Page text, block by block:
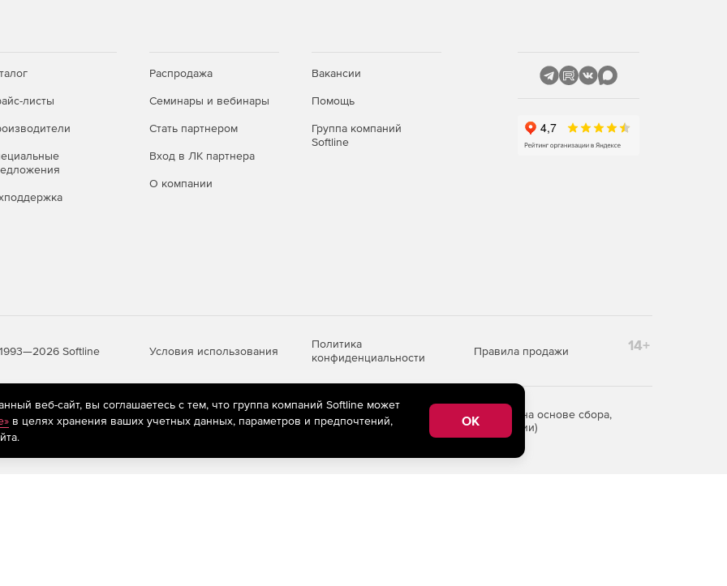
листы
Распродажа
Семинары и вебинары
Стать партнером
Вход в ЛК партнера
О компании
Вакансии
Помощь
Группа компаний
Softline
Softline Условия использования
Политика
конфиденциальности
Правила продажи 14+
рекомендательные технологии
(информационные технологии предоставления информации на основе сбора,
пользователей сети «Интернет», находящихся на территории Российской Федерации)
веб-сайт, вы соглашаетесь с тем, что группа компаний Softline может
в целях хранения ваших учетных данных, параметров и предпочтений,
OK